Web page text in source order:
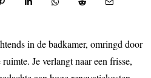
in de badkamer, omringd door
Je verlangt naar een frisse,